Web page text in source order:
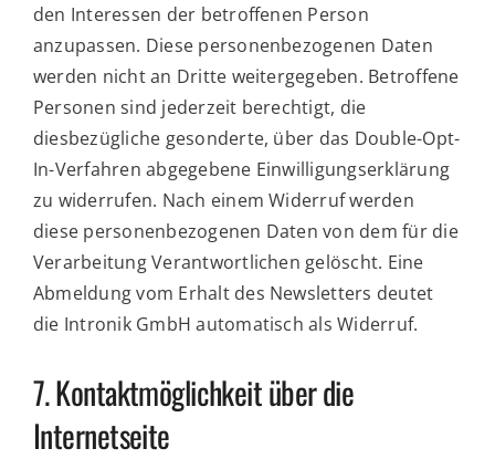
den Interessen der betroffenen Person
anzupassen. Diese personenbezogenen Daten
werden nicht an Dritte weitergegeben. Betroffene
Personen sind jederzeit berechtigt, die
diesbezügliche gesonderte, über das Double-Opt-
In-Verfahren abgegebene Einwilligungserklärung
zu widerrufen. Nach einem Widerruf werden
diese personenbezogenen Daten von dem für die
Verarbeitung Verantwortlichen gelöscht. Eine
Abmeldung vom Erhalt des Newsletters deutet
die Intronik GmbH automatisch als Widerruf.
7. Kontaktmöglichkeit über die
Internetseite